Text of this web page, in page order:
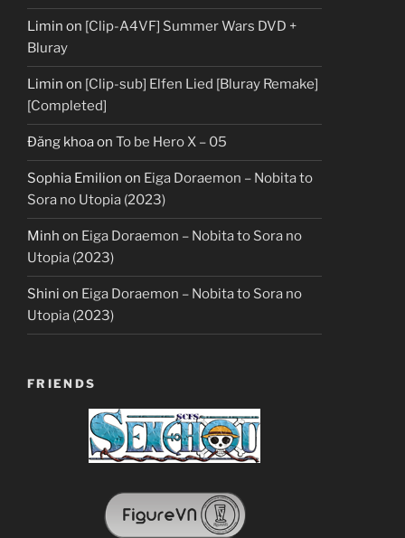
Limin on [Clip-A4VF] Summer Wars DVD +
Bluray
Limin on [Clip-sub] Elfen Lied [Bluray Remake]
[Completed]
Đăng khoaon To be Hero X – 05
Sophia Emilion on Eiga Doraemon – Nobita to
Sora no Utopia (2023)
Minh on Eiga Doraemon – Nobita to Sora no
Utopia (2023)
Shini on Eiga Doraemon – Nobita to Sora no
Utopia (2023)
FRIENDS